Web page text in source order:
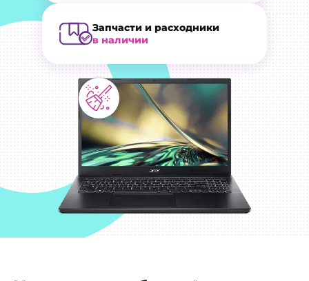
Запчасти и расходники
в наличии